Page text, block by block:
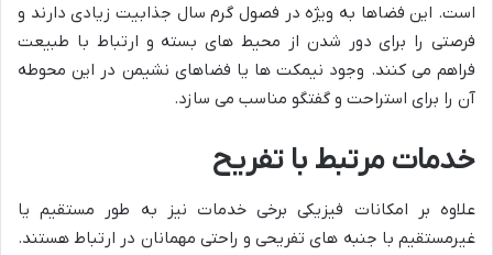
است. این فضاها به ویژه در فصول گرم سال جذابیت زیادی دارند و
فرصتی را برای دور شدن از محیط های بسته و ارتباط با طبیعت
فراهم می کنند. وجود نیمکت ها یا فضاهای نشیمن در این محوطه
آن را برای استراحت و گفتگو مناسب می سازد.
خدمات مرتبط با تفریح
علاوه بر امکانات فیزیکی برخی خدمات نیز به طور مستقیم یا
غیرمستقیم با جنبه های تفریحی و راحتی مهمانان در ارتباط هستند.